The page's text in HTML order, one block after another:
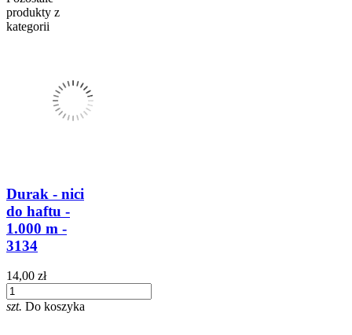
produkty z
kategorii
Durak - nici
do haftu -
1.000 m -
3134
14,00 zł
szt. Do koszyka